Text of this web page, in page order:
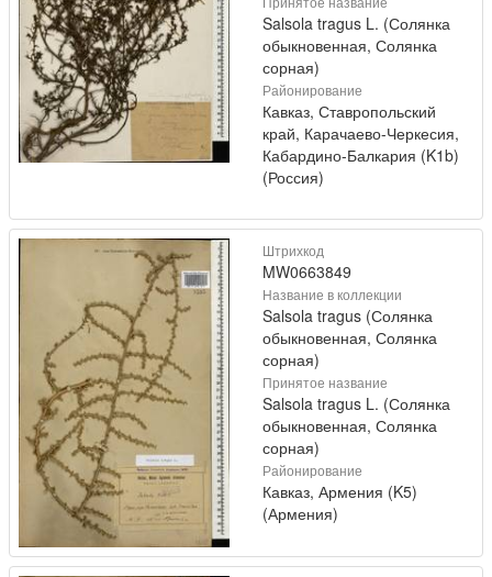
Salsola tragus L. (Солянка
обыкновенная, Солянка
сорная)
Районирование
Кавказ, Ставропольский
край, Карачаево-Черкесия,
Кабардино-Балкария (K1b)
(Россия)
Штрихкод
MW0663849
Название в коллекции
Salsola tragus (Солянка
обыкновенная, Солянка
сорная)
Принятое название
Salsola tragus L. (Солянка
обыкновенная, Солянка
сорная)
Районирование
Кавказ, Армения (K5)
(Армения)